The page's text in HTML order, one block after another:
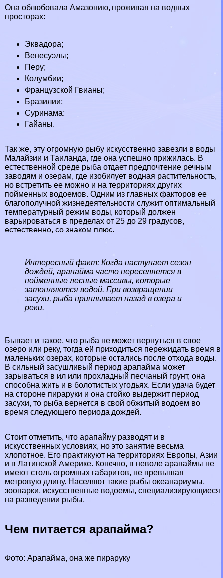
Она облюбовала Амaзoнию, проживая на водных
просторах:
Эквадора;
Венесуэлы;
Перу;
Колумбии;
Французской Гвианы;
Бразилии;
Суринама;
Гайаны.
Так же, эту огромную рыбу искусственно завезли в воды
Малайзии и Таиланда, где она успешно прижилась. В
естественной среде рыба отдает предпочтение речным
заводям и озерам, где изобилует водная растительность,
но встретить ее можно и на территориях других
пойменных водоемов. Одним из главных факторов ее
благополучной жизнедеятельности служит оптимальный
температурный режим воды, который должен
варьироваться в пределах от 25 до 29 градусов,
естественно, со знаком плюс.
Интересный факт: Когда наступает сезон
дождей, арапайма часто переселяется в
пойменные лесные массивы, которые
затопляются водой. При возвращении
засухи, рыба приплывает назад в озера и
реки.
Бывает и такое, что рыба не может вернуться в свое
озеро или реку, тогда ей приходиться пережидать время в
маленьких озерах, которые остались после отхода воды.
В сильный засушливый период арапайма может
зарываться в ил или прохладный песчаный грунт, она
способна жить и в болотистых угодьях. Если удача будет
на стороне пираруки и она стойко выдержит период
засухи, то рыба вернется в свой обжитый водоем во
время следующего периода дождей.
Стоит отметить, что арапайму разводят и в
искусственных условиях, но это занятие весьма
хлопотное. Его пpaктикуют на территориях Европы, Азии
и в Латинской Америке. Конечно, в неволе арапаймы не
имеют столь огромных габаритов, не превышая
метровую длину. Населяют такие рыбы океанариумы,
зоопарки, искусственные водоемы, специализирующиеся
на разведении рыбы.
Чем питается арапайма?
Фото: Арапайма, она же пираруку